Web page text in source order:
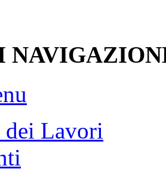
dei Lavori